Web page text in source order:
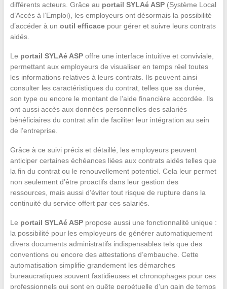
différents acteurs. Grâce au portail SYLAé ASP(Système Local
d’Accès à l’Emploi), les employeurs ont désormais la possibilité
d’accéder à un outil efficacepour gérer et suivre leurs contrats
aidés.
Le portail SYLAé ASPoffre une interface intuitive et conviviale,
permettant aux employeurs de visualiser en temps réel toutes
les informations relatives à leurs contrats. Ils peuvent ainsi
consulter les caractéristiques du contrat, telles que sa durée,
son type ou encore le montant de l’aide financière accordée. Ils
ont aussi accès aux données personnelles des salariés
bénéficiaires du contrat afin de faciliter leur intégration au sein
de l’entreprise.
Grâce à ce suivi précis et détaillé, les employeurs peuvent
anticiper certaines échéances liées aux contrats aidés telles que
la fin du contrat ou le renouvellement potentiel. Cela leur permet
non seulement d’être proactifs dans leur gestion des
ressources, mais aussi d’éviter tout risque de rupture dans la
continuité du service offert par ces salariés.
Le portail SYLAé ASPpropose aussi une fonctionnalité unique :
la possibilité pour les employeurs de générer automatiquement
divers documents administratifs indispensables tels que des
conventions ou encore des attestations d’embauche. Cette
automatisation simplifie grandement les démarches
bureaucratiques souvent fastidieuses et chronophages pour ces
professionnels qui sont en quête perpétuelle d’un gain de temps